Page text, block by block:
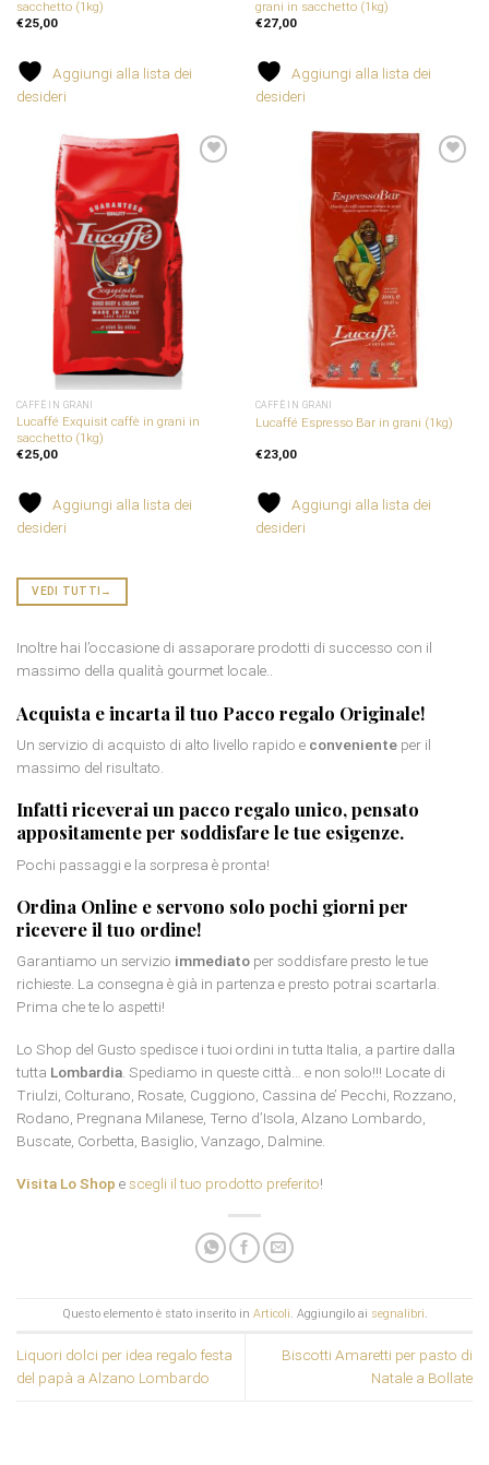
sacchetto (1kg)
€25,00
Aggiungi alla lista dei
desideri
grani in sacchetto (1kg)
€27,00
Aggiungi alla lista dei
desideri
CAFFÈ IN GRANI
Lucaffé Exquisit caffè in grani in
sacchetto (1kg)
€25,00
Aggiungi alla lista dei
desideri
CAFFÈ IN GRANI
Lucaffé Espresso Bar in grani (1kg)
€23,00
Aggiungi alla lista dei
desideri
VEDI TUTTI →
Inoltre hai l’occasione di assaporare prodotti di successo con il
massimo della qualità gourmet locale..
Acquista e incarta il tuo Pacco regalo Originale!
Un servizio di acquisto di alto livello rapido e conveniente per il
massimo del risultato.
Infatti riceverai un pacco regalo unico, pensato
appositamente per soddisfare le tue esigenze.
Pochi passaggi e la sorpresa è pronta!
Ordina Online e servono solo pochi giorni per
ricevere il tuo ordine!
Garantiamo un servizio immediato per soddisfare presto le tue
richieste. La consegna è già in partenza e presto potrai scartarla.
Prima che te lo aspetti!
Lo Shop del Gusto spedisce i tuoi ordini in tutta Italia, a partire dalla
tutta Lombardia . Spediamo in queste città… e non solo!!! Locate di
Triulzi, Colturano, Rosate, Cuggiono, Cassina de’ Pecchi, Rozzano,
Rodano, Pregnana Milanese, Terno d’Isola, Alzano Lombardo,
Buscate, Corbetta, Basiglio, Vanzago, Dalmine.
Visita Lo Shop escegli il tuo prodotto preferito!
Questo elemento è stato inserito in Articoli. Aggiungilo ai segnalibri.
Liquori dolci per idea regalo festa
del papà a Alzano Lombardo
Biscotti Amaretti per pasto di
Natale a Bollate